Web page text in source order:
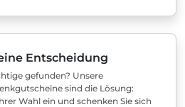
Entscheidung
gefunden? Unsere
sind die Lösung:
Wahl ein und schenken Sie sich